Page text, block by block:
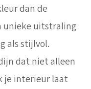
dan de
unieke uitstraling
als stijlvol.
dat niet alleen
je interieur laat